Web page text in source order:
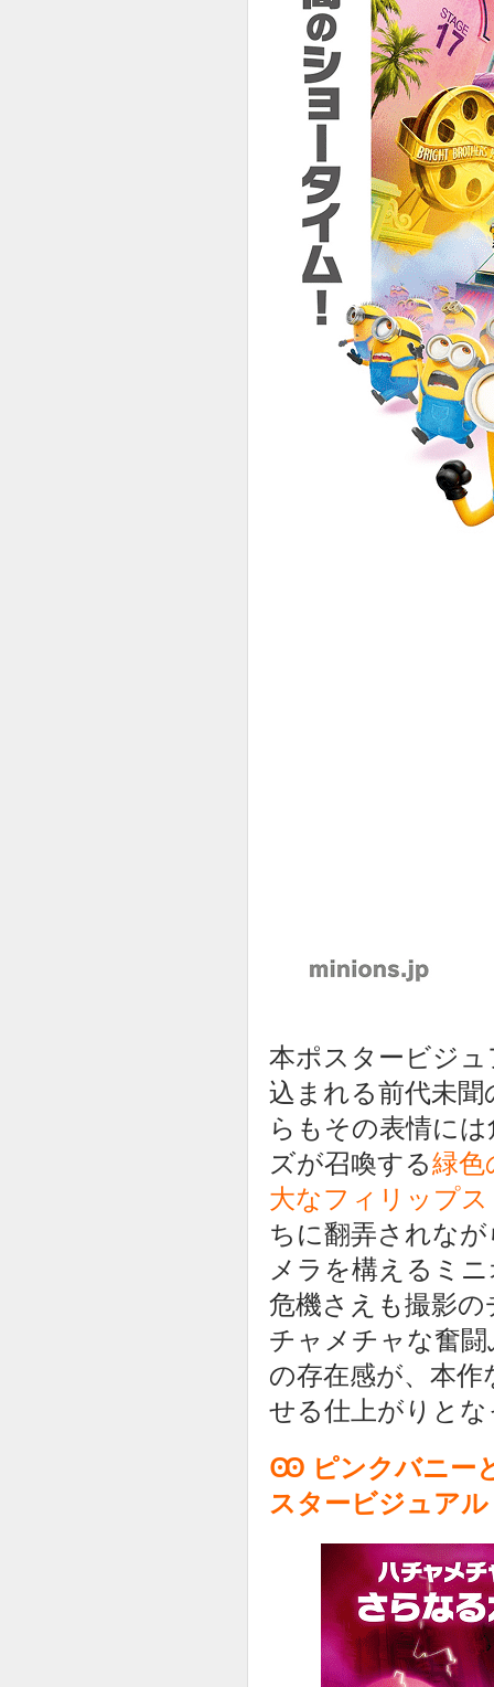
本ポスタービジ
込まれる前代未
らもその表情に
ズが召喚する緑色
大なフィリップ
ちに翻弄されな
メラを構えるミ
危機さえも撮影
チャメチャな奮
の存在感が、本
せる仕上がりと
Ꙭ ピンクバニー
スタービジュア